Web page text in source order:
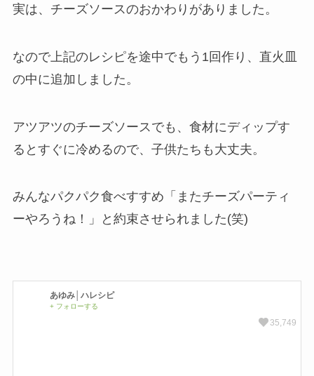
実は、チーズソースのおかわりがありました。
なので上記のレシピを途中でもう1回作り、直火皿
の中に追加しました。
アツアツのチーズソースでも、食材にディップす
るとすぐに冷めるので、子供たちも大丈夫。
みんなパクパク食べすすめ「またチーズパーティ
ーやろうね！」と約束させられました(笑)